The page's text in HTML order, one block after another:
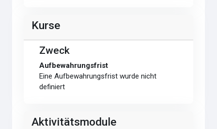
Kurse
Zweck
Aufbewahrungsfrist
Eine Aufbewahrungsfrist wurde nicht
definiert
Aktivitätsmodule